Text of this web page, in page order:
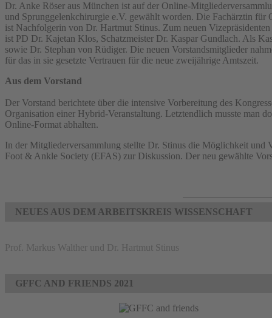
Dr. Anke Röser aus München ist auf der Online-
und Sprunggelenkchirurgie e.V. gewählt worden. Die Fachärztin
ist Nachfolgerin von Dr. Hartmut Stinus. Zum neuen
ist PD Dr. Kajetan Klos, Schatzmeister Dr. Kaspar Gundlach. Als
sowie Dr. Stephan von Rüdiger. Die neuen Vorstandsmitglieder
für das in sie gesetzte Vertrauen für die neue zweijährige Amtszeit.
Aus dem Vorstand
Der Vorstand berichtete über die intensive Vorbereitung des
Organisation einer Hybrid-Veranstaltung. Letztendlich musste man
Online-Format abhalten.
In der Mitgliederversammlung stellte Dr. Stinus die Möglichkeit und
Foot & Ankle Society (EFAS) zur Diskussion. Der neu gewählte
NEUES AUS DEM ARBEITSKREIS WISSENSCHAFT
Prof. Markus Walther und Dr. Hartmut Stinus
GFFC AND FRIENDS 2021